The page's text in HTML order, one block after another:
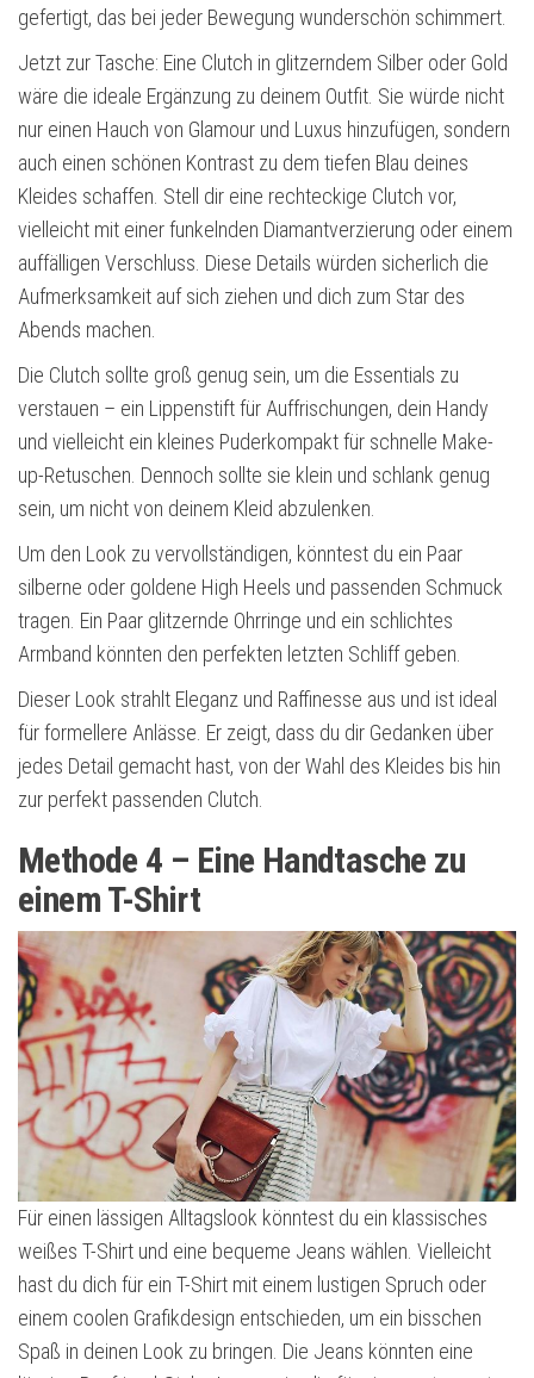
gefertigt, das bei jeder Bewegung wunderschön schimmert.
Jetzt zur Tasche: Eine Clutch in glitzerndem Silber oder Gold
wäre die ideale Ergänzung zu deinem Outfit. Sie würde nicht
nur einen Hauch von Glamour und Luxus hinzufügen, sondern
auch einen schönen Kontrast zu dem tiefen Blau deines
Kleides schaffen. Stell dir eine rechteckige Clutch vor,
vielleicht mit einer funkelnden Diamantverzierung oder einem
auffälligen Verschluss. Diese Details würden sicherlich die
Aufmerksamkeit auf sich ziehen und dich zum Star des
Abends machen.
Die Clutch sollte groß genug sein, um die Essentials zu
verstauen – ein Lippenstift für Auffrischungen, dein Handy
und vielleicht ein kleines Puderkompakt für schnelle Make-
up-Retuschen. Dennoch sollte sie klein und schlank genug
sein, um nicht von deinem Kleid abzulenken.
Um den Look zu vervollständigen, könntest du ein Paar
silberne oder goldene High Heels und passenden Schmuck
tragen. Ein Paar glitzernde Ohrringe und ein schlichtes
Armband könnten den perfekten letzten Schliff geben.
Dieser Look strahlt Eleganz und Raffinesse aus und ist ideal
für formellere Anlässe. Er zeigt, dass du dir Gedanken über
jedes Detail gemacht hast, von der Wahl des Kleides bis hin
zur perfekt passenden Clutch.
Methode 4 – Eine Handtasche zu
einem T-Shirt
Für einen lässigen Alltagslook könntest du ein klassisches
weißes T-Shirt und eine bequeme Jeans wählen. Vielleicht
hast du dich für ein T-Shirt mit einem lustigen Spruch oder
einem coolen Grafikdesign entschieden, um ein bisschen
Spaß in deinen Look zu bringen. Die Jeans könnten eine